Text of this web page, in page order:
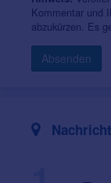
Kommentar und
abzukürzen. Es
Absenden